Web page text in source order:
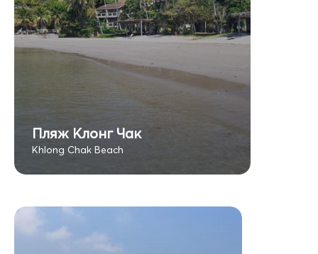
Пляж Клонг Чак
Khlong Chak Beach